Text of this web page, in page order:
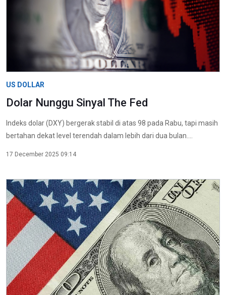
US DOLLAR
Dolar Nunggu Sinyal The Fed
Indeks dolar (DXY) bergerak stabil di atas 98 pada Rabu, tapi masih
bertahan dekat level terendah dalam lebih dari dua bulan....
17 December 2025 09:14